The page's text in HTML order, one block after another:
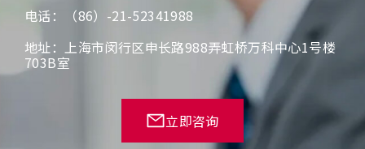
电话：（86）-21-52341988
地址：上海市闵行区申长路988弄虹桥万科中心1号楼
703B室
立即咨询